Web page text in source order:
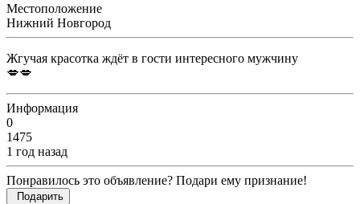
Местоположение
Нижний Новгород
Жгучая красотка ждёт в гости интересного мужчину
💋💋
Информация
0
1475
1 год назад
Понравилось это объявление? Подари ему признание!
Подарить